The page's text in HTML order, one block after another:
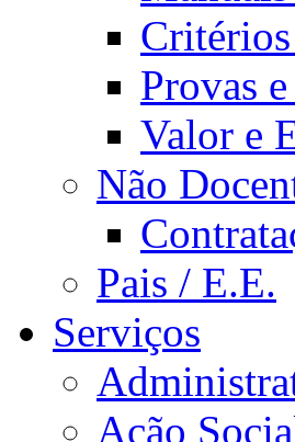
Provas
Valor e
Não
Pais / E.E.
Serviços
Ação